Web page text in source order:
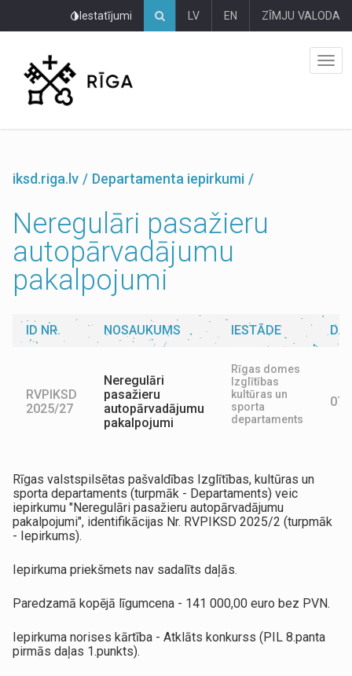
Iestatījumi LV EN ZĪMJU VALODA
iksd.riga.lv Departamenta iepirkumi
Neregulāri pasažieru
autopārvadājumu
pakalpojumi
ID NR. NOSAUKUMS IESTĀDE
RVPIKSD
2025/27
Neregulāri
pasažieru
autopārvadājumu
pakalpojumi
Rīgas domes
Izglītības
kultūras un
sporta
departaments
Rīgas valstspilsētas pašvaldības Izglītības, kultūras un
sporta departaments (turpmāk - Departaments) veic
iepirkumu "Neregulāri pasažieru autopārvadājumu
pakalpojumi", identifikācijas Nr. RVPIKSD 2025/2 (turpmāk
- Iepirkums).
Iepirkuma priekšmets nav sadalīts daļās.
Paredzamā kopējā līgumcena - 141 000,00 euro bez PVN.
Iepirkuma norises kārtība - Atklāts konkurss (PIL 8.panta
pirmās daļas 1.punkts).